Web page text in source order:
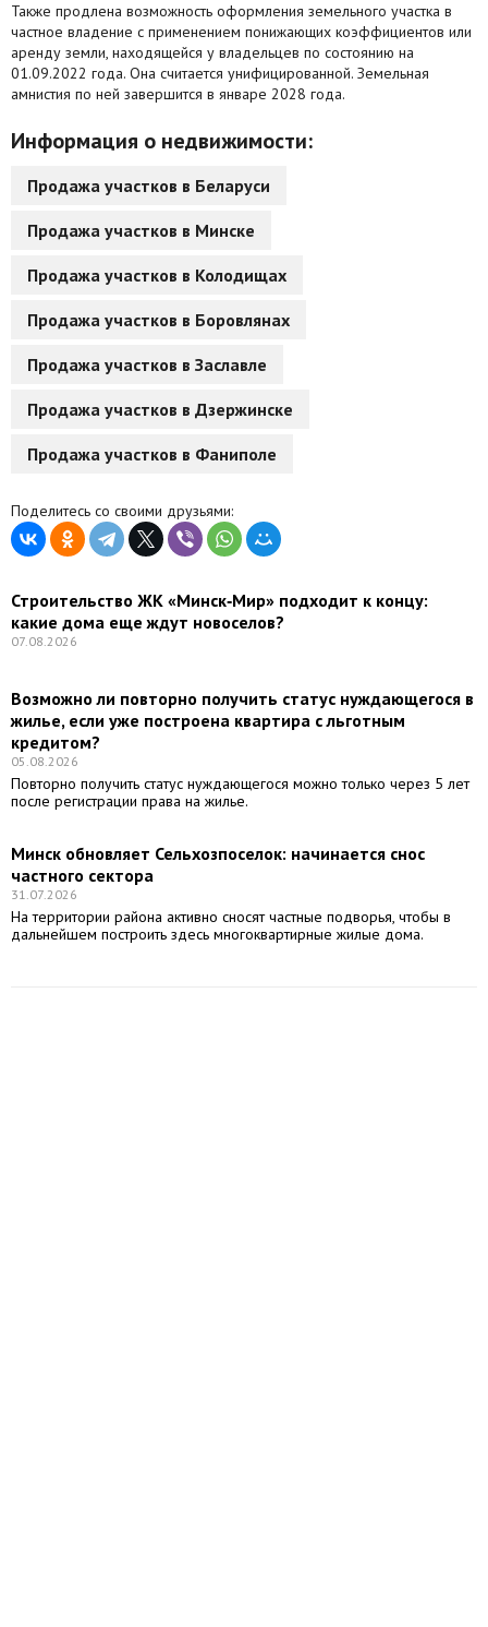
Также продлена возможность оформления земельного участка в
частное владение с применением понижающих коэффициентов или
аренду земли, находящейся у владельцев по состоянию на
01.09.2022 года. Она считается унифицированной. Земельная
амнистия по ней завершится в январе 2028 года.
Информация о недвижимости:
Продажа участков в Беларуси
Продажа участков в Минске
Продажа участков в Колодищах
Продажа участков в Боровлянах
Продажа участков в Заславле
Продажа участков в Дзержинске
Продажа участков в Фаниполе
Поделитесь со своими друзьями:
Строительство ЖК «Минск‑Мир» подходит к концу:
какие дома еще ждут новоселов?
07.08.2026
Возможно ли повторно получить статус нуждающегося в
жилье, если уже построена квартира с льготным
кредитом?
05.08.2026
Повторно получить статус нуждающегося можно только через 5 лет
после регистрации права на жилье.
Минск обновляет Сельхозпоселок: начинается снос
частного сектора
31.07.2026
На территории района активно сносят частные подворья, чтобы в
дальнейшем построить здесь многоквартирные жилые дома.